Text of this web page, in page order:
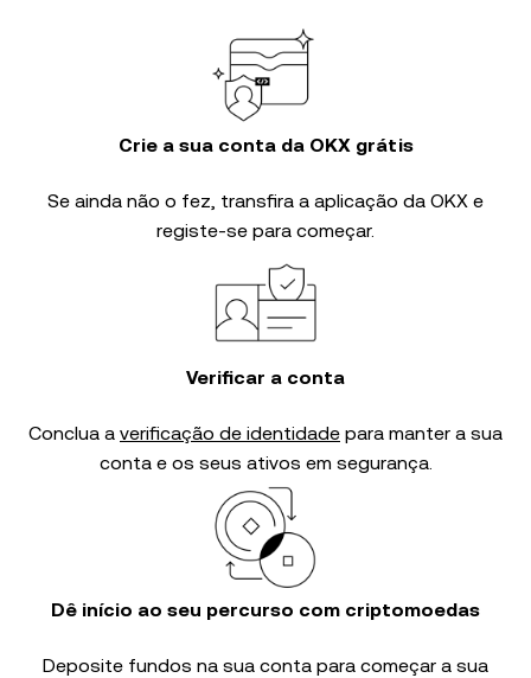
Crie a sua conta da OKX grátis
Se ainda não o fez, transfira a aplicação da OKX e
registe-se para começar.
Verificar a conta
Conclua a verificação de identidade para manter a sua
conta e os seus ativos em segurança.
Dê início ao seu percurso com criptomoedas
Deposite fundos na sua conta para começar a sua